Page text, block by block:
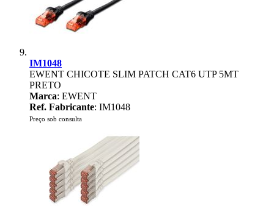
IM1048
EWENT CHICOTE SLIM PATCH CAT6 UTP 5MT
PRETO
Marca: EWENT
Ref. Fabricante: IM1048
Preço sob consulta